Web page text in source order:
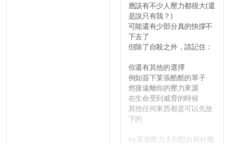
應該有不少人壓力都很大(還
是說只有我？)
可能還有少部分真的快撐不
下去了
但除了自殺之外，請記住：
你還有其他的選擇
例如簽下某張酷酷的單子
然後遠離你的壓力來源
在生命受到威脅的時候
其他任何東西都是可以先放
下的
by某個壓力大到想自殺好幾